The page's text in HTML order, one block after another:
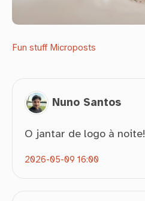
Fun stuff Microposts
Nuno Santos
O jantar de logo à noite!
2026-05-09 16:00